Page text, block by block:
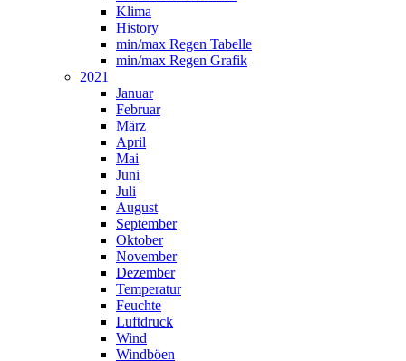
Klima
History
min/max Regen Tabelle
min/max Regen Grafik
2021
Januar
Februar
März
April
Mai
Juni
Juli
August
September
Oktober
November
Dezember
Temperatur
Feuchte
Luftdruck
Wind
Windböen